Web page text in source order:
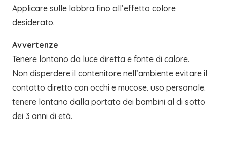
Applicare sulle labbra fino all’effetto colore
desiderato.
Avvertenze
Tenere lontano da luce diretta e fonte di calore.
Non disperdere il contenitore nell’ambiente evitare il
contatto diretto con occhi e mucose. uso personale.
tenere lontano dalla portata dei bambini al di sotto
dei 3 anni di età.